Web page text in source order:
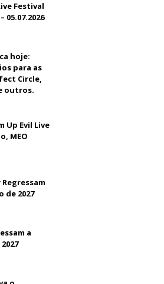
Festival
05.07.2026
hoje:
para as
Circle,
outros.
Up Evil Live
MEO
de 2027
a